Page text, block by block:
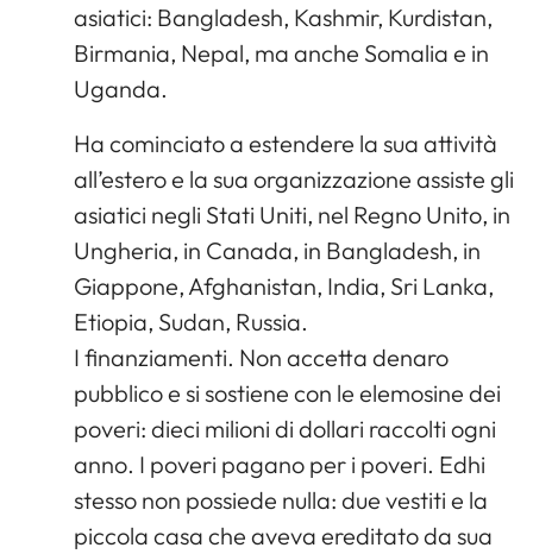
asiatici: Bangladesh, Kashmir, Kurdistan,
Birmania, Nepal, ma anche Somalia e in
Uganda.
Ha cominciato a estendere la sua attività
all’estero e la sua organizzazione assiste gli
asiatici negli Stati Uniti, nel Regno Unito, in
Ungheria, in Canada, in Bangladesh, in
Giappone, Afghanistan, India, Sri Lanka,
Etiopia, Sudan, Russia.
I finanziamenti. Non accetta denaro
pubblico e si sostiene con le elemosine dei
poveri: dieci milioni di dollari raccolti ogni
anno. I poveri pagano per i poveri. Edhi
stesso non possiede nulla: due vestiti e la
piccola casa che aveva ereditato da sua